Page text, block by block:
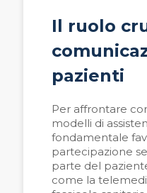
Il ruolo
pazienti
Per affrontare
modelli di
fondamentale
partecipazione
parte del
come la